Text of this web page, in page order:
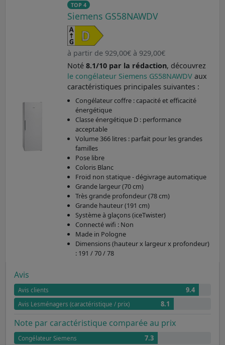
TOP 4
Siemens GS58NAWDV
à partir de 929,00€ à 929,00€
Noté 8.1/10 par la rédaction, découvrez
le congélateur Siemens GS58NAWDV aux
caractéristiques principales suivantes :
Congélateur coffre : capacité et efficacité
énergétique
Classe énergétique D : performance
acceptable
Volume 366 litres : parfait pour les grandes
familles
Pose libre
Coloris Blanc
Froid non statique - dégivrage automatique
Grande largeur (70 cm)
Très grande profondeur (78 cm)
Grande hauteur (191 cm)
Système à glaçons (iceTwister)
Connecté wifi : Non
Made in Pologne
Dimensions (hauteur x largeur x profondeur)
: 191 / 70 / 78
Avis
Avis clients 9.4
Avis Lesménagers (caractéristique / prix) 8.1
Note par caractéristique comparée au prix
Congélateur Siemens 7.3